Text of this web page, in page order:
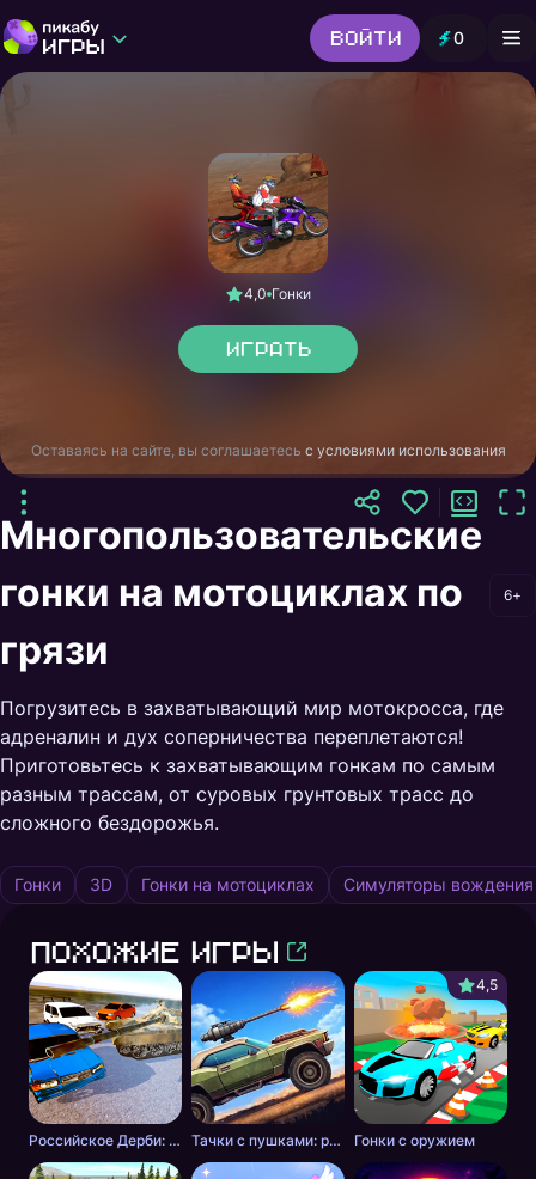
Войти 0
Игры от Пикабу
Выбор редакции
4,0 Гонки
Играть
Оставаясь на сайте, вы соглашаетесь с условиями использования
Многопользовательские
гонки на мотоциклах по
грязи
6+
Погрузитесь в захватывающий мир мотокросса, где
адреналин и дух соперничества переплетаются!
Приготовьтесь к захватывающим гонкам по самым
разным трассам, от суровых грунтовых трасс до
сложного бездорожья.
Гонки 3D Гонки на мотоциклах Симуляторы вождения
Похожие игры
Российское Дерби: Столкновение Тачки с пушками: разборки в пустошах
4,5
Гонки с оружием